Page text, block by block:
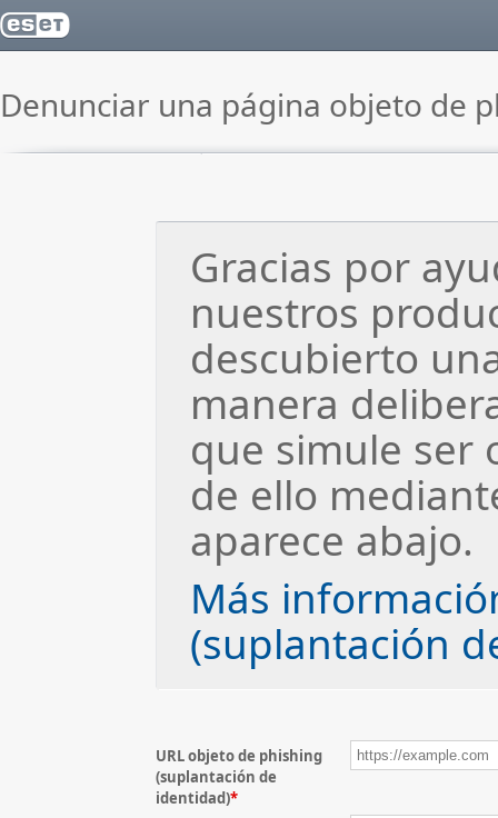
Denunciar una página objeto de
Gracias por
nuestros
descubierto
manera
que simule ser
de ello
aparece abajo.
Más
(suplantación
URL objeto de phishing
(suplantación de
identidad)*